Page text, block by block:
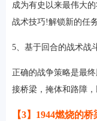
成为有史以来最伟大
战术技巧!解锁新的任
5、基于回合的战术战
正确的战争策略是最
接桥梁，掩体和路障
【3】1944燃烧的